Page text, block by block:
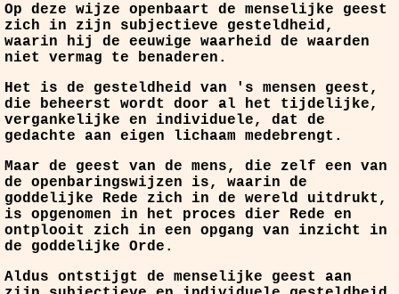
Op deze wijze openbaart de menselijke geest
zich in zijn subjectieve gesteldheid,
waarin hij de eeuwige waarheid de waarden
niet vermag te benaderen.
Het is de gesteldheid van 's mensen geest,
die beheerst wordt door al het tijdelijke,
vergankelijke en individuele, dat de
gedachte aan eigen lichaam medebrengt.
Maar de geest van de mens, die zelf een van
de openbaringswijzen is, waarin de
goddelijke Rede zich in de wereld uitdrukt,
is opgenomen in het proces dier Rede en
ontplooit zich in een opgang van inzicht in
de goddelijke Orde.
Aldus ontstijgt de menselijke geest aan